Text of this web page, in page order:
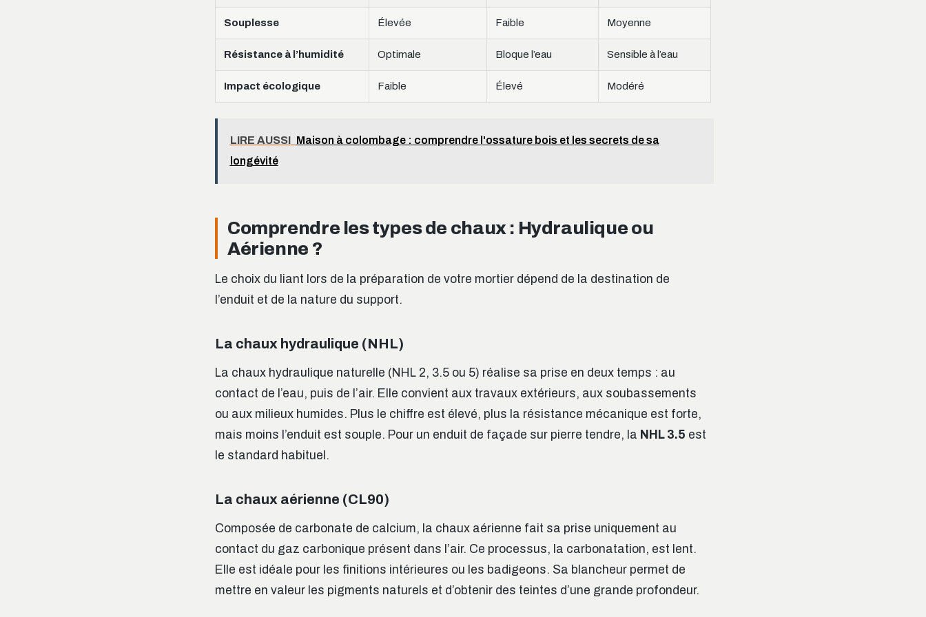
Souplesse Élevée Faible Moyenne
Résistance à l’humidité Optimale Bloque l’eau Sensible à l’eau
Impact écologique Faible Élevé Modéré
LIRE AUSSI Maison à colombage : comprendre l'ossature bois et les secrets de sa
longévité
Comprendre les types de chaux : Hydraulique ou
Aérienne ?
Le choix du liant lors de la préparation de votre mortier dépend de la destination de
l’enduit et de la nature du support.
La chaux hydraulique (NHL)
La chaux hydraulique naturelle (NHL 2, 3.5 ou 5) réalise sa prise en deux temps : au
contact de l’eau, puis de l’air. Elle convient aux travaux extérieurs, aux soubassements
ou aux milieux humides. Plus le chiffre est élevé, plus la résistance mécanique est forte,
mais moins l’enduit est souple. Pour un enduit de façade sur pierre tendre, la NHL 3.5 est
le standard habituel.
La chaux aérienne (CL90)
Composée de carbonate de calcium, la chaux aérienne fait sa prise uniquement au
contact du gaz carbonique présent dans l’air. Ce processus, la carbonatation, est lent.
Elle est idéale pour les finitions intérieures ou les badigeons. Sa blancheur permet de
mettre en valeur les pigments naturels et d’obtenir des teintes d’une grande profondeur.